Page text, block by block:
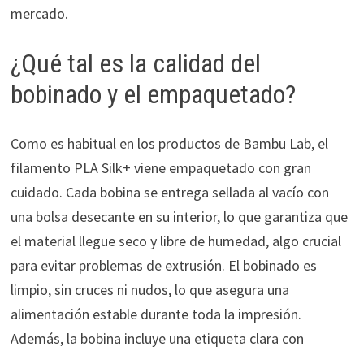
mercado.
¿Qué tal es la calidad del
bobinado y el empaquetado?
Como es habitual en los productos de Bambu Lab, el
filamento PLA Silk+ viene empaquetado con gran
cuidado. Cada bobina se entrega sellada al vacío con
una bolsa desecante en su interior, lo que garantiza que
el material llegue seco y libre de humedad, algo crucial
para evitar problemas de extrusión. El bobinado es
limpio, sin cruces ni nudos, lo que asegura una
alimentación estable durante toda la impresión.
Además, la bobina incluye una etiqueta clara con